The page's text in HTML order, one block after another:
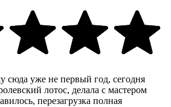
сюда уже не первый год, сегодня
лотос, делала с мастером
перезагрузка полная